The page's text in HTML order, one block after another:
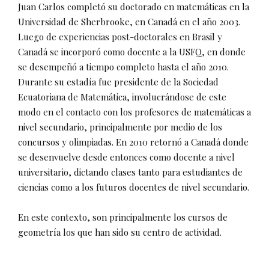
Juan Carlos completó su doctorado en matemáticas en la
Universidad de Sherbrooke, en Canadá en el año 2003.
Luego de experiencias post-doctorales en Brasil y
Canadá se incorporó como docente a la USFQ, en donde
se desempeñó a tiempo completo hasta el año 2010.
Durante su estadía fue presidente de la Sociedad
Ecuatoriana de Matemática, involucrándose de este
modo en el contacto con los profesores de matemáticas a
nivel secundario, principalmente por medio de los
concursos y olimpiadas. En 2010 retornó a Canadá donde
se desenvuelve desde entonces como docente a nivel
universitario, dictando clases tanto para estudiantes de
ciencias como a los futuros docentes de nivel secundario.
En este contexto, son principalmente los cursos de
geometría los que han sido su centro de actividad.